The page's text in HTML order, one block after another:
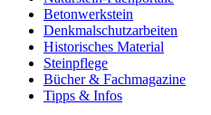
Betonwerkstein
Denkmalschutzarbeiten
Historisches Material
Steinpflege
Bücher & Fachmagazine
Tipps & Infos